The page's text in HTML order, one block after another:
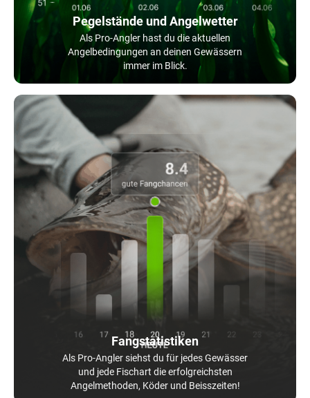
Pegelstände und Angelwetter
Als Pro-Angler hast du die aktuellen
Angelbedingungen an deinen Gewässern
immer im Blick.
Fangstatistiken
Als Pro-Angler siehst du für jedes Gewässer
und jede Fischart die erfolgreichsten
Angelmethoden, Köder und Beisszeiten!